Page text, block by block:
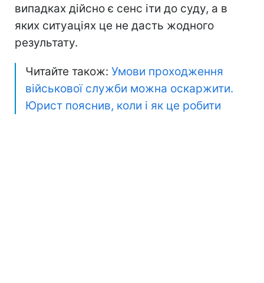
випадках дійсно є сенс іти до суду, а в
яких ситуаціях це не дасть жодного
результату.
Читайте також: Умови проходження
військової служби можна оскаржити.
Юрист пояснив, коли і як це робити